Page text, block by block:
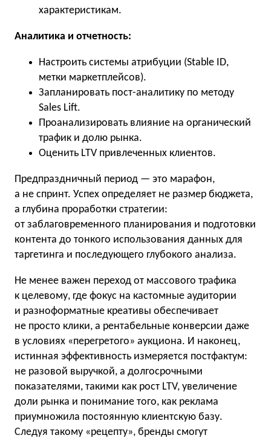
характеристикам.
Аналитика и отчетность:
Настроить системы атрибуции (Stable ID,
метки маркетплейсов).
Запланировать пост-аналитику по методу
Sales Lift.
Проанализировать влияние на органический
трафик и долю рынка.
Оценить LTV привлеченных клиентов.
Предпраздничный период — это марафон,
а не спринт. Успех определяет не размер бюджета,
а глубина проработки стратегии:
от заблаговременного планирования и подготовки
контента до тонкого использования данных для
таргетинга и последующего глубокого анализа.
Не менее важен переход от массового трафика
к целевому, где фокус на кастомные аудитории
и разноформатные креативы обеспечивает
не просто клики, а рентабельные конверсии даже
в условиях «перегретого» аукциона. И наконец,
истинная эффективность измеряется постфактум:
не разовой выручкой, а долгосрочными
показателями, такими как рост LTV, увеличение
доли рынка и понимание того, как реклама
приумножила постоянную клиентскую базу.
Следуя такому «рецепту», бренды смогут